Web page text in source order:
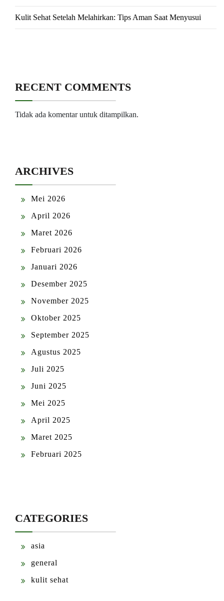
Kulit Sehat Setelah Melahirkan: Tips Aman Saat Menyusui
RECENT COMMENTS
Tidak ada komentar untuk ditampilkan.
ARCHIVES
Mei 2026
April 2026
Maret 2026
Februari 2026
Januari 2026
Desember 2025
November 2025
Oktober 2025
September 2025
Agustus 2025
Juli 2025
Juni 2025
Mei 2025
April 2025
Maret 2025
Februari 2025
CATEGORIES
asia
general
kulit sehat